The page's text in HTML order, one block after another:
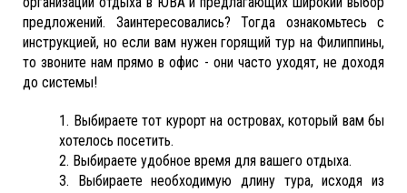
предложений. Заинтересовались? Тогда ознакомьтесь с
инструкцией, но если вам нужен горящий тур на Филиппины,
то звоните нам прямо в офис - они часто уходят, не доходя
до системы!
1. Выбираете тот курорт на островах, который вам бы
хотелось посетить.
2. Выбираете удобное время для вашего отдыха.
3. Выбираете необходимую длину тура, исходя из